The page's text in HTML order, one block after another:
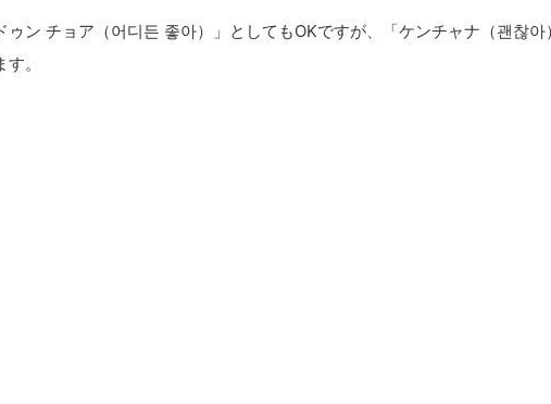
ゥン チョア（어디든 좋아）」としてもOKですが、「ケンチャナ（괜찮아
。